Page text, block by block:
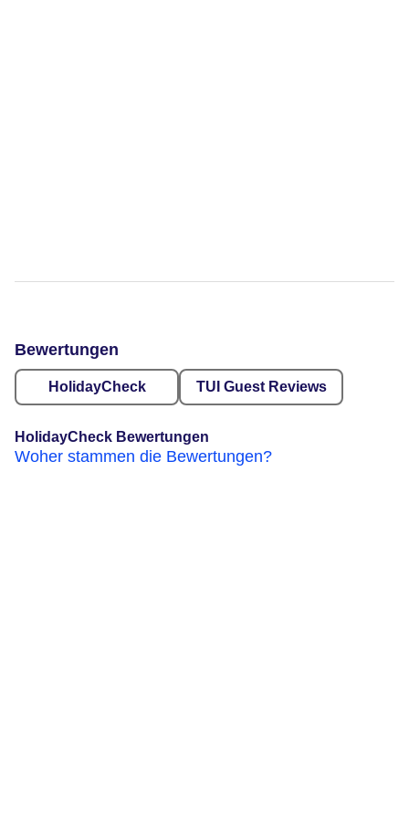
Bewertungen
HolidayCheck TUI Guest Reviews
HolidayCheck Bewertungen
Woher stammen die Bewertungen?